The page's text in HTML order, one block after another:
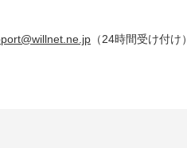
（24時間受け付け）